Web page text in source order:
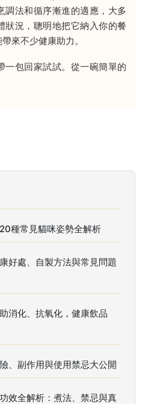
調法和循序漸進的適應，大多
狀況，聰明地把它納入你的餐
來不少健康助力。
一包回家試試。從一碗簡單的
種常見貓咪姿勢全解析
好處、自製方法與常見問題
消化、抗氧化，健康飲品
、副作用與使用禁忌大公開
效全解析：煮法、禁忌與真